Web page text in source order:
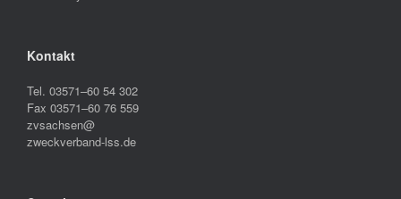
Kontakt
Tel. 03571–60 54 302
Fax 03571–60 76 559
zvsachsen@
zweckverband-lss.de